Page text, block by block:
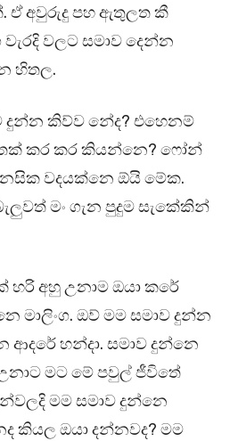
ඒ අවුරුදු පහ ඇතුලත කී
වලට සමාව දෙන්න
හිතල.
දුන්න කිව්ව නේද? එහෙනම්
කර කර කියන්නෙ? ෆෝන්
වදයක්නෙ ඕයි මේක.
මං ගැන පුදුම සැකේකින්
හරි අහු උනාම ඔයා කරේ
මාලිංග. ඔව් මම සමාව දුන්න
ආදරේ හන්දා. සමාව දුන්නෙ
මට මේ පවුල් ජීවිතේ
මම සමාව දුන්නෙ
කියල ඔයා දන්නවද? මම